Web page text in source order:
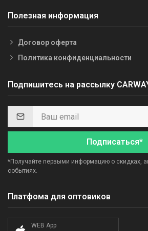
Полезная информация
Договор оферта
Политика конфиденциальности
Подпишитесь на рассылку
Подписаться*
*Получайте первыми информацию о скидках,
событиях.
Платфома для оптовиков
WEB App